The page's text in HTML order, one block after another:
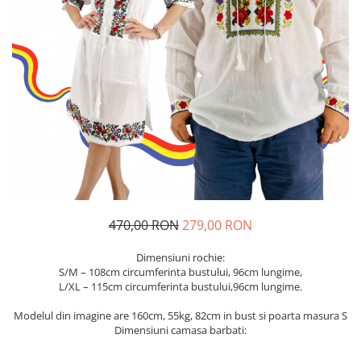
Treninguri
Ii traditionale
Rochii traditionale
Rochii Elegante
Costume populare
Fote & Catrinte
Incaltaminte
Jucarii
470,00 RON279,00 RON
Dimensiuni rochie:
S/M – 108cm circumferinta bustului, 96cm lungime,
L/XL – 115cm circumferinta bustului,96cm lungime.
Modelul din imagine are 160cm, 55kg, 82cm in bust si poarta masura S
Dimensiuni camasa barbati: